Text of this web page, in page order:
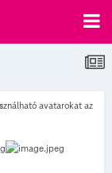
avatarokat az